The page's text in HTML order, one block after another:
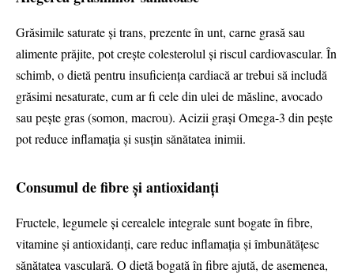
Grăsimile saturate și trans, prezente în unt, carne grasă sau
alimente prăjite, pot crește colesterolul și riscul cardiovascular. În
schimb, o dietă pentru insuficiența cardiacă ar trebui să includă
grăsimi nesaturate, cum ar fi cele din ulei de măsline, avocado
sau pește gras (somon, macrou). Acizii grași Omega-3 din pește
pot reduce inflamația și susțin sănătatea inimii.
Consumul de fibre și antioxidanți
Fructele, legumele și cerealele integrale sunt bogate în fibre,
vitamine și antioxidanți, care reduc inflamația și îmbunătățesc
sănătatea vasculară. O dietă bogată în fibre ajută, de asemenea,